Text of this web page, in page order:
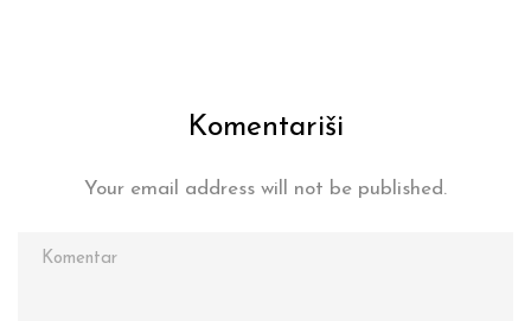
Komentariši
Your email address will not be published.